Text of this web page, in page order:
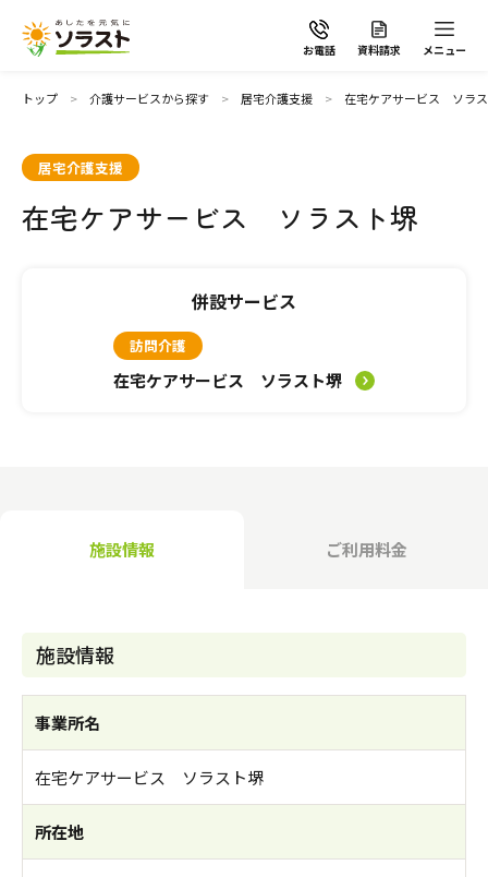
お電話 資料請求 メニュー
ソラストの想い
介護サービスから探す
自宅でサービスを受ける
地域から探す
介護のガイド
介護保険サービス利用の流れ
トップ 介護サービスから探す 居宅介護支援 在宅ケアサービス ソラ
居宅介護支援
在宅ケアサービス ソラスト堺
併設サービス
訪問介護
在宅ケアサービス ソラスト堺
施設情報 ご利用料金
施設情報
事業所名
在宅ケアサービス ソラスト堺
所在地